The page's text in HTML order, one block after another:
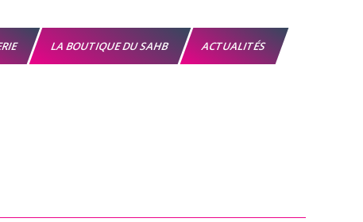
LA BOUTIQUE DU SAHB ACTUALITÉS